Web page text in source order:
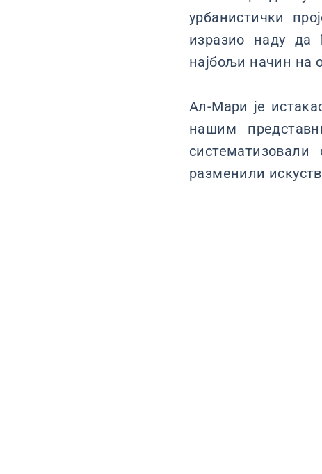
урбанистички
изразио наду да
најбољи начин на
Ал-Мари је
нашим
разменили